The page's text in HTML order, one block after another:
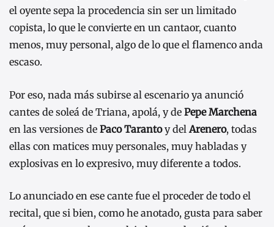
el oyente sepa la procedencia sin ser un limitado
copista, lo que le convierte en un cantaor, cuanto
menos, muy personal, algo de lo que el flamenco anda
escaso.
Por eso, nada más subirse al escenario ya anunció
cantes de soleá de Triana, apolá, y de Pepe Marchena
en las versiones de Paco Tarantoy del Arenero, todas
ellas con matices muy personales, muy habladas y
explosivas en lo expresivo, muy diferente a todos.
Lo anunciado en ese cante fue el proceder de todo el
recital, que si bien, como he anotado, gusta para saber